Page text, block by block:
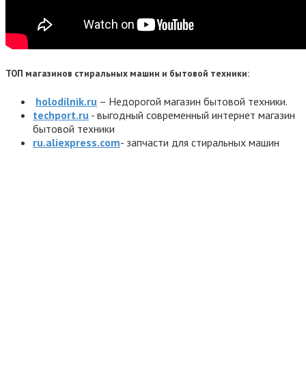
ТОП магазинов стиральных машин и бытовой техники:
holodilnik.ru – Недорогой магазин бытовой техники.
techport.ru - выгодный современный интернет магазин
бытовой техники
ru.aliexpress.com- запчасти для стиральных машин